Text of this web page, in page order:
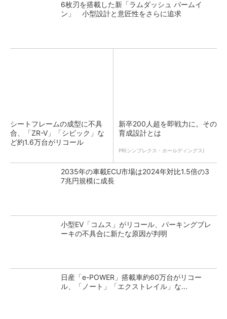
6枚刃を搭載した新「ラムダッシュ パームイ
ン」 小型設計と意匠性をさらに追求
シートフレームの成型に不具
合、「ZR-V」「シビック」な
ど約1.6万台がリコール
新卒200人超を即戦力に。その
育成設計とは
PR(シンプレクス・ホールディングス)
2035年の車載ECU市場は2024年対比1.5倍の3
7兆円規模に成長
小型EV「コムス」がリコール、パーキングブレ
ーキの不具合に新たな原因が判明
日産「e-POWER」搭載車約60万台がリコー
ル、「ノート」「エクストレイル」な...